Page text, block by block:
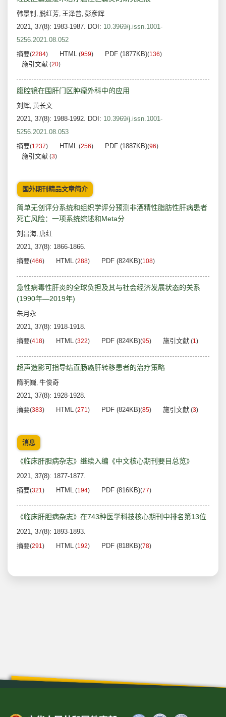
韩景钊 , 脱红芳, 王泽普, 彭彦辉
2021, 37(8): 1983-1987. DOI: 10.3969/j.issn.1001-
5256.2021.08.052
摘要(2284) HTML (959) PDF (1877KB)(136)
施引文献 (20)
腹腔镜在围肝门区肿瘤外科中的应用
刘辉, 黄长文
2021, 37(8): 1988-1992. DOI: 10.3969/j.issn.1001-
5256.2021.08.053
摘要(1237) HTML (256) PDF (1887KB)(96)
施引文献 (3)
国外期刊精品文章简介
简单无创评分系统和组织学评分预测非酒精性脂肪性肝病患者
死亡风险：一项系统综述和Meta分
刘昌海, 唐红
2021, 37(8): 1866-1866.
摘要(466) HTML (288) PDF (824KB)(108)
急性病毒性肝炎的全球负担及其与社会经济发展状态的关系
(1990年—2019年)
朱月永
2021, 37(8): 1918-1918.
摘要(418) HTML (322) PDF (824KB)(95) 施引文献 (1)
超声造影可指导结直肠癌肝转移患者的治疗策略
隋明巍, 牛俊奇
2021, 37(8): 1928-1928.
摘要(383) HTML (271) PDF (824KB)(85) 施引文献 (3)
消息
《临床肝胆病杂志》继续入编《中文核心期刊要目总览》
2021, 37(8): 1877-1877.
摘要(321) HTML (194) PDF (816KB)(77)
《临床肝胆病杂志》在743种医学科技核心期刊中排名第13位
2021, 37(8): 1893-1893.
摘要(291) HTML (192) PDF (818KB)(78)